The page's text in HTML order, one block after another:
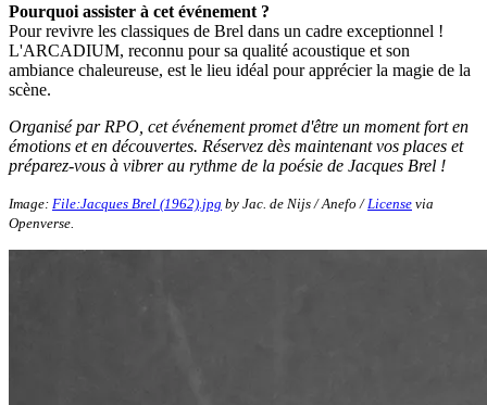
Pourquoi assister à cet événement ?
Pour revivre les classiques de Brel dans un cadre exceptionnel !
L'ARCADIUM, reconnu pour sa qualité acoustique et son
ambiance chaleureuse, est le lieu idéal pour apprécier la magie de la
scène.
Organisé par RPO, cet événement promet d'être un moment fort en
émotions et en découvertes. Réservez dès maintenant vos places et
préparez-vous à vibrer au rythme de la poésie de Jacques Brel !
Image: File:Jacques Brel (1962).jpg by Jac. de Nijs / Anefo / License via
Openverse.